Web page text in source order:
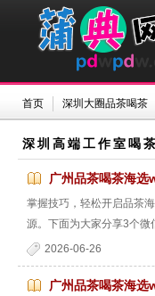
首页 深圳大圈品茶喝茶
深圳高端工作室喝茶
广州品茶喝茶海选
掌握技巧，轻松开启品茶
源。下面为大家分享3个微
2026-06-26
广州品茶喝茶海选